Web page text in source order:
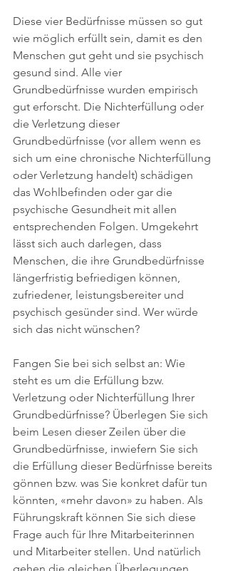
Diese vier Bedürfnisse müssen so gut
wie möglich erfüllt sein, damit es den
Menschen gut geht und sie psychisch
gesund sind. Alle vier
Grundbedürfnisse wurden empirisch
gut erforscht. Die Nichterfüllung oder
die Verletzung dieser
Grundbedürfnisse (vor allem wenn es
sich um eine chronische Nichterfüllung
oder Verletzung handelt) schädigen
das Wohlbefinden oder gar die
psychische Gesundheit mit allen
entsprechenden Folgen. Umgekehrt
lässt sich auch darlegen, dass
Menschen, die ihre Grundbedürfnisse
längerfristig befriedigen können,
zufriedener, leistungsbereiter und
psychisch gesünder sind. Wer würde
sich das nicht wünschen?
Fangen Sie bei sich selbst an: Wie
steht es um die Erfüllung bzw.
Verletzung oder Nichterfüllung Ihrer
Grundbedürfnisse? Überlegen Sie sich
beim Lesen dieser Zeilen über die
Grundbedürfnisse, inwiefern Sie sich
die Erfüllung dieser Bedürfnisse bereits
gönnen bzw. was Sie konkret dafür tun
könnten, «mehr davon» zu haben. Als
Führungskraft können Sie sich diese
Frage auch für Ihre Mitarbeiterinnen
und Mitarbeiter stellen. Und natürlich